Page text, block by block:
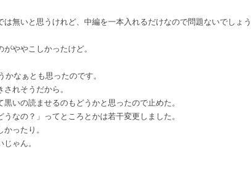
無いと思うけれど、中編を一本入れるだけなので問題ないでしょう
ややこしかったけど。
なぁとも思ったのです。
れそうだから。
いの読ませるのもどうかと思ったので止めた。
なの？」ってところとかは若干変更しました。
ったり。
ゃん。